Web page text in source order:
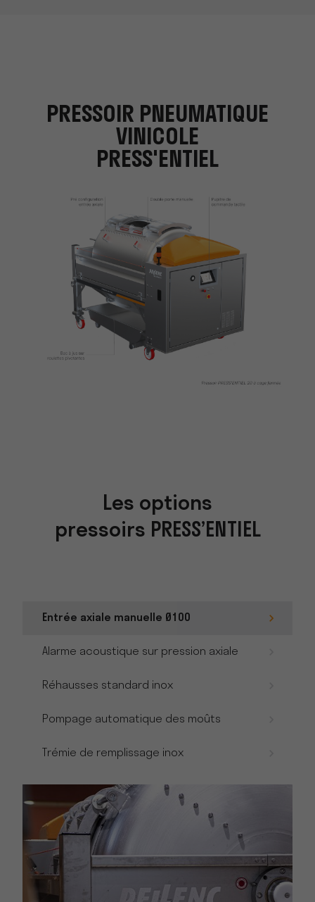
PRESSOIR PNEUMATIQUE
VINICOLE
PRESS'ENTIEL
Les options
pressoirs PRESS’ENTIEL
Entrée axiale manuelle Ø100
Alarme acoustique sur pression axiale
Réhausses standard inox
Pompage automatique des moûts
Trémie de remplissage inox